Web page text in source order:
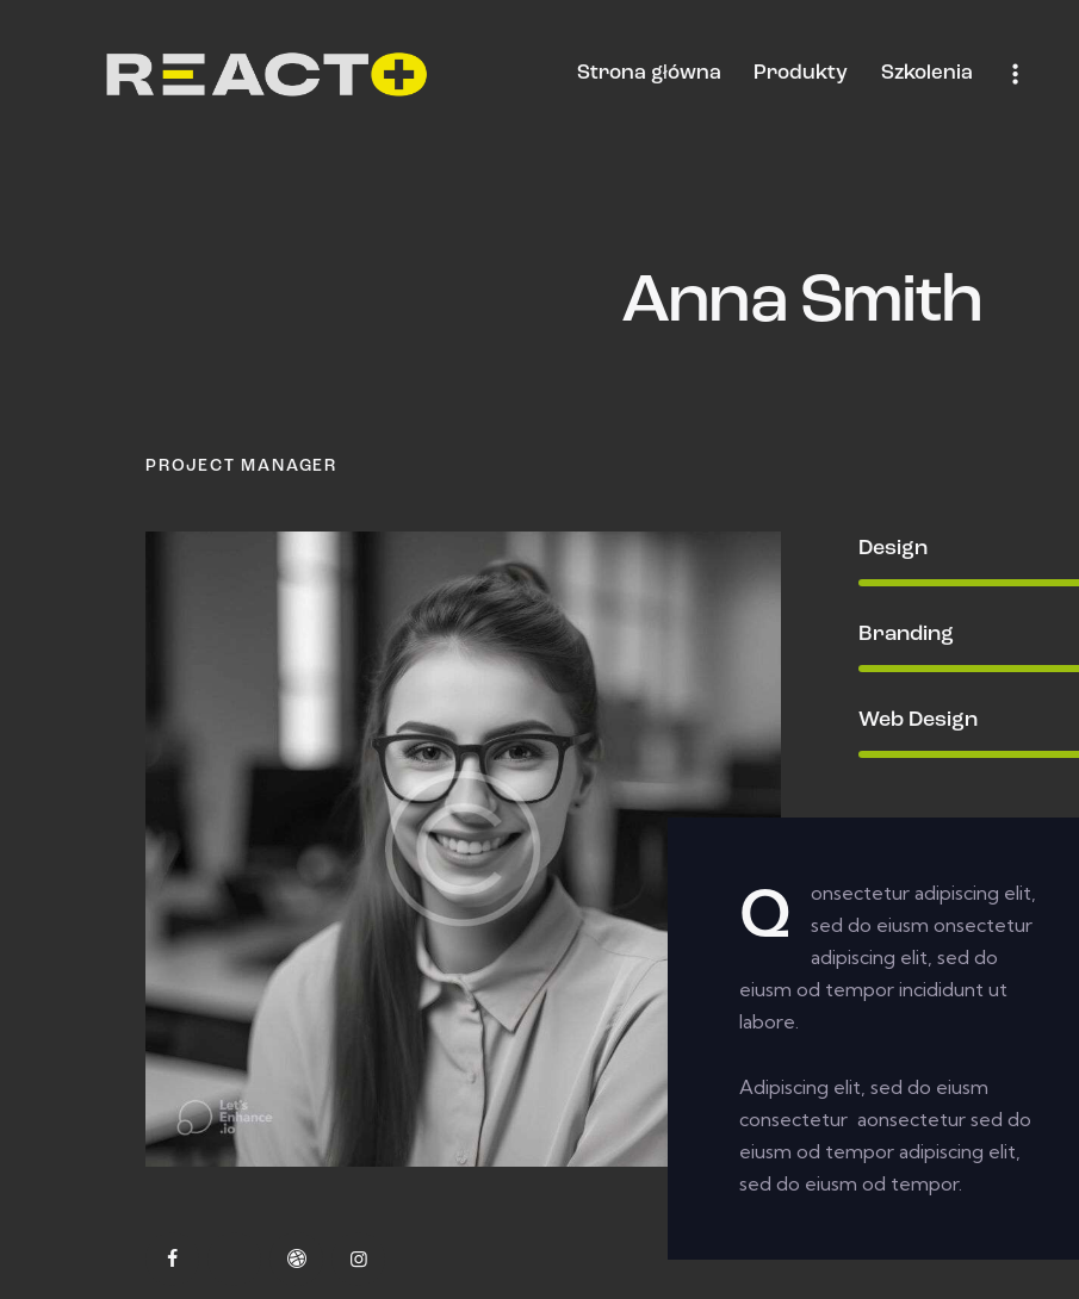
Strona główna Produkty Szkolenia
Anna Smith
PROJECT MANAGER
Design
Branding
Web Design
Q
onsectetur adipiscing elit,
sed do eiusm onsectetur
adipiscing elit, sed do
eiusm od tempor incididunt ut
labore.
Adipiscing elit, sed do eiusm
consectetur aonsectetur sed do
eiusm od tempor adipiscing elit,
sed do eiusm od tempor.